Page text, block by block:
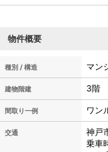
物件概要
種別 / 構造 マン
建物階建 3階
間取り一例 ワン
交通
神戸
乗車